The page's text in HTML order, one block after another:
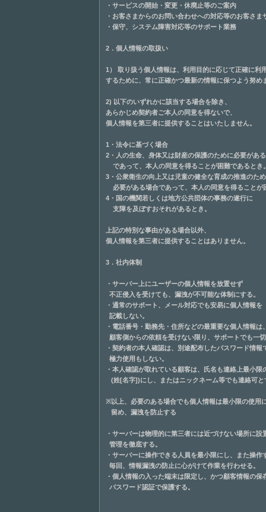
・サービスの開始・変更・休廃止等のご案内
・お客さまからのお問い合わせへの対応等のお客さま
・保守、システム障害対応等のサポート業務
2．個人情報の取扱い
1） 取り扱う個人情報は、利用目的に応じて正確に利
するために、常に正確かつ最新の情報に保つよう努め
2) 以下のいずれかに該当する場合を除き、
あらかじめ契約者ご本人の同意を得ないで、
個人情報を第三者に提供することはいたしません。
1・法令に基づく場合
2・人の生命、身体又は財産の保護のために必要があ
であって、本人の同意を得ることが困難であるとき
3・公衆衛生の向上又は児童の健全な育成の推進のた
必要がある場合であって、本人の同意を得ることが
4・国の機関若しくは地方公共団体の事務の遂行に
支障を及ぼすおそれがあるとき。
上記の特別な事由がある場合以外、
個人情報を第三者に提供することはありません。
3．社内体制
・サーバー上にユーザーの個人情報を放置せず
不正侵入を受けても、漏洩が不可能な体制にする。
・通常のサポート、メール対応でも安易に個人情報を
記載しない。
・電話番号・勤務先・住所などの最重要な個人情報は
顧客側からの依頼を受けない限り、サポートでも一
・契約者の本人確認は、別途配布したパスワード情報
極力使用もしない。
・本人確認が取れている顧客は、氏名も連絡上最小限
(姓[名字])にし、またはニックネーム等でも連絡可と
※以上、必要のある場合でも個人情報は最小限の使用
留め、漏洩を防止する
・サーバーは物理的に第三者には近づけない場所に設
管理を徹底する。
・サーバーに操作できる人員を最小限にし、また操作
毎回、情報漏洩の防止に心がけて作業を行わせる。
・個人情報の入った端末は限定し、かつ顧客情報の保
パスワード認証で保護する。